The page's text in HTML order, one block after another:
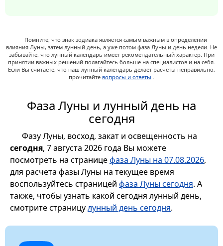
Помните, что знак зодиака является самым важным в определении
влияния Луны, затем лунный день, а уже потом фаза Луны и день недели. Не
забывайте, что лунный календарь имеет рекомендательный характер. При
принятии важных решений полагайтесь больше на специалистов и на себя.
Если Вы считаете, что наш лунный календарь делает расчеты неправильно,
прочитайте вопросы и ответы .
Фаза Луны и лунный день на
сегодня
Фазу Луны, восход, закат и освещенность на
сегодня, 7 августа 2026 года Вы можете
посмотреть на страницефаза Луны на 07.08.2026,
для расчета фазы Луны на текущее время
воспользуйтесь страницей фаза Луны сегодня. А
также, чтобы узнать какой сегодня лунный день,
смотрите страницулунный день сегодня.